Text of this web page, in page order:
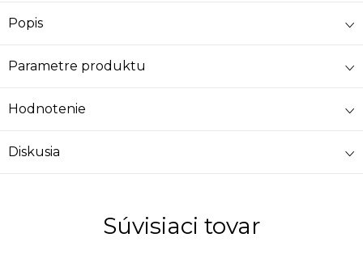
Popis
Parametre produktu
Hodnotenie
Diskusia
Súvisiaci tovar